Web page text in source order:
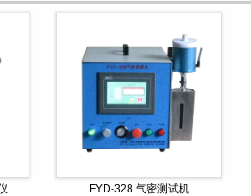
FYD-328 气密测试机